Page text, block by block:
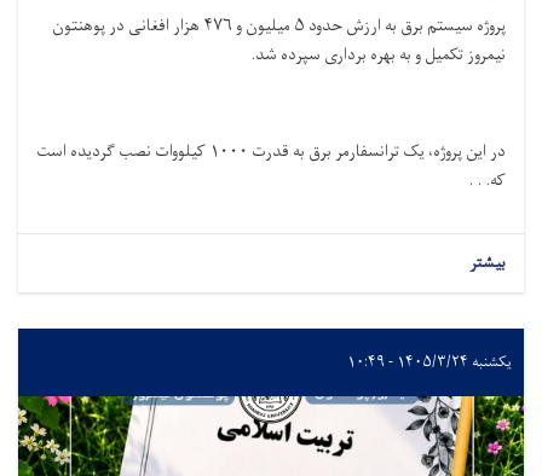
پروژه سیستم برق به ارزش حدود ۵ میلیون و۴۷۶ هزار افغانی در پوهنتون
نیمروز تکمیل و به بهره برداری سپرده شد.
در این پروژه، یک ترانسفارمر برق به قدرت ۱۰۰۰ کیلووات نصب گردیده است
که. . .
بیشتر
یکشنبه ۱۴۰۵/۳/۲۴ - ۱۰:۴۹